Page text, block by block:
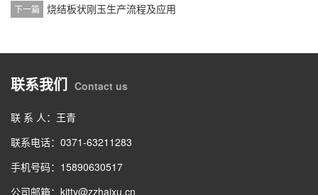
下一篇 烧结板状刚玉生产流程及应用
联系我们 Contact us
联 系 人：王青
联系电话：0371-63211283
手机号码：15890630517
公司邮箱：kitty@zzhaixu.cn